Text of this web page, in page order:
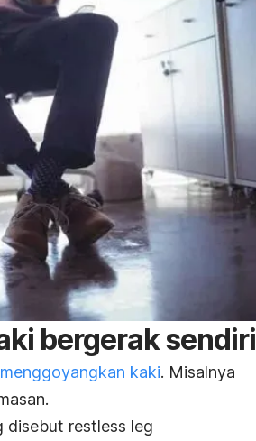
bergerak sendiri
kaki. Misalnya
disebut restless leg